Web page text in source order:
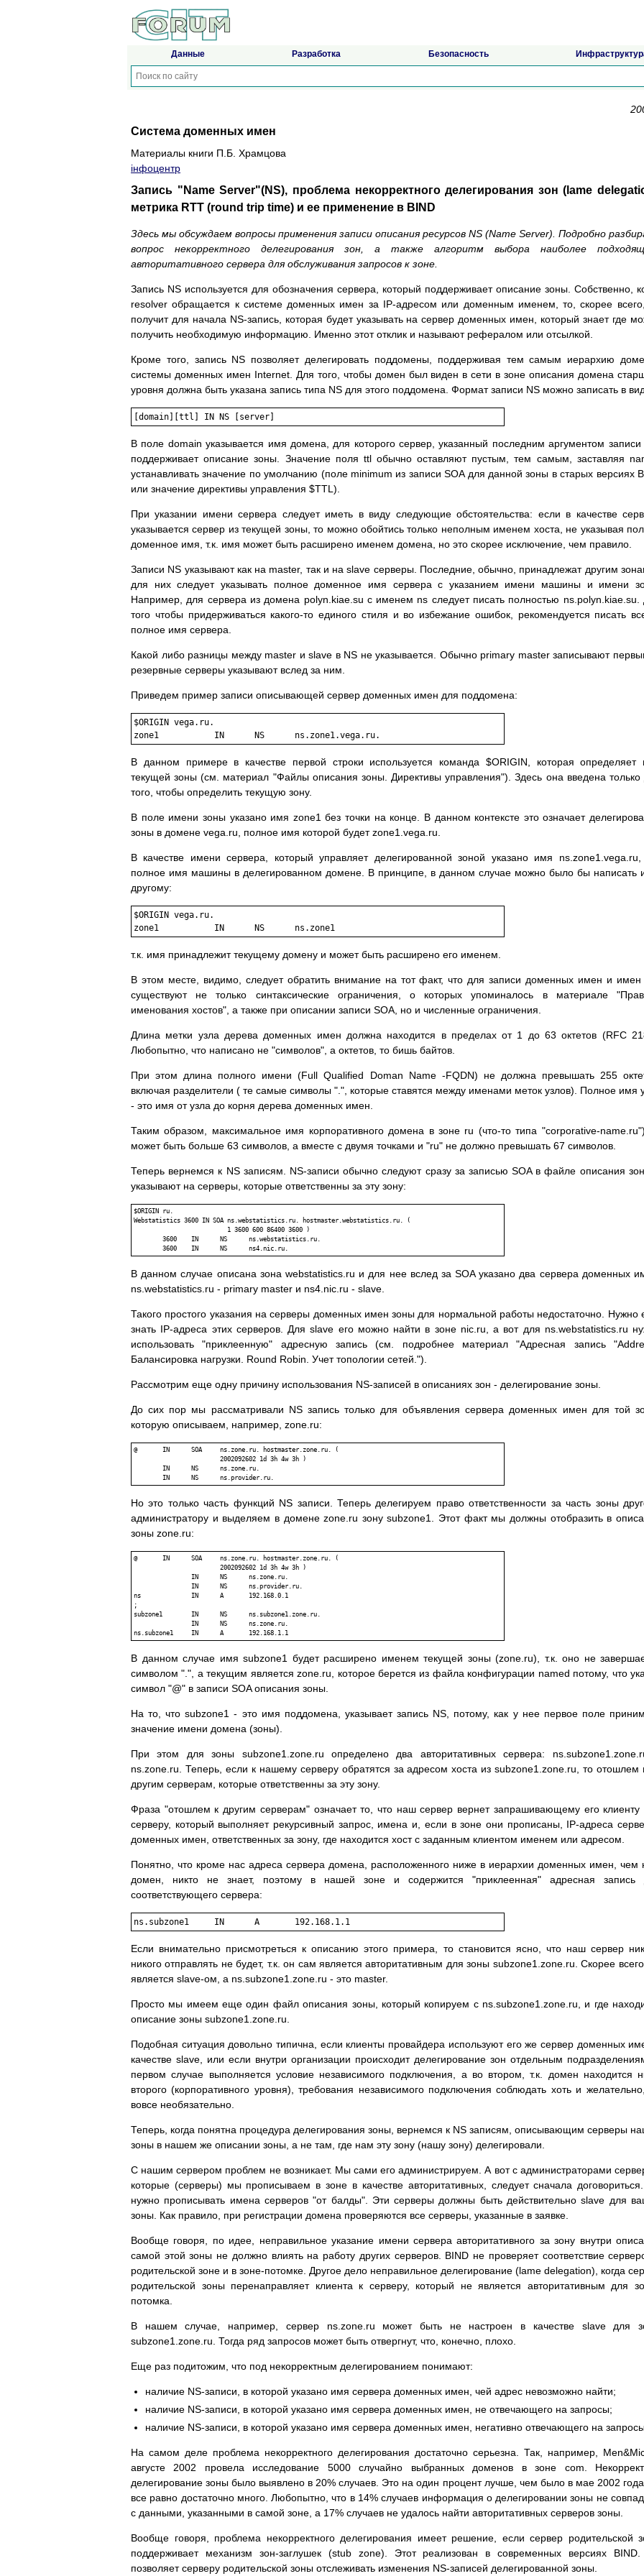
Данные Разработка Безопасность
Система доменных имен
Материалы книги П.Б. Храмцова
iнфоцентр
Запись "Name Server"(NS), проблема некорректного делегирования зон (lame
метрика RTT (round trip time) и ее применение в BIND
Здесь мы обсуждаем вопросы применения записи описания ресурсов NS (Name Server). Подробно
вопрос некорректного делегирования зон, а также алгоритм выбора наиболее
авторитативного сервера для обслуживания запросов к зоне.
Запись NS используется для обозначения сервера, который поддерживает описание зоны. Собственно,
resolver обращается к системе доменных имен за IP-адресом или доменным именем, то, скорее
получит для начала NS-запись, которая будет указывать на сервер доменных имен, который знает где
получить необходимую информацию. Именно этот отклик и называют рефералом или отсылкой.
Кроме того, запись NS позволяет делегировать поддомены, поддерживая тем самым иерархию
системы доменных имен Internet. Для того, чтобы домен был виден в сети в зоне описания домена
уровня должна быть указана запись типа NS для этого поддомена. Формат записи NS можно записать в
В поле domain указывается имя домена, для которого сервер, указанный последним аргументом записи
поддерживает описание зоны. Значение поля ttl обычно оставляют пустым, тем самым, заставляя
устанавливать значение по умолчанию (поле minimum из записи SOA для данной зоны в старых версиях
или значение директивы управления $TTL).
При указании имени сервера следует иметь в виду следующие обстоятельства: если в качестве
указывается сервер из текущей зоны, то можно обойтись только неполным именем хоста, не указывая
доменное имя, т.к. имя может быть расширено именем домена, но это скорее исключение, чем правило.
Записи NS указывают как на master, так и на slave серверы. Последние, обычно, принадлежат другим
для них следует указывать полное доменное имя сервера с указанием имени машины и имени
Например, для сервера из домена polyn.kiae.su c именем ns следует писать полностью ns.polyn.kiae.su.
того чтобы придерживаться какого-то единого стиля и во избежание ошибок, рекомендуется писать
полное имя сервера.
Какой либо разницы между master и slave в NS не указывается. Обычно primary master записывают
резервные серверы указывают вслед за ним.
Приведем пример записи описывающей сервер доменных имен для поддомена:
$ORIGIN vega.ru.
В данном примере в качестве первой строки используется команда $ORIGIN, которая определяет
текущей зоны (см. материал "Файлы описания зоны. Директивы управления"). Здесь она введена только
того, чтобы определить текущую зону.
В поле имени зоны указано имя zone1 без точки на конце. В данном контексте это означает
зоны в домене vega.ru, полное имя которой будет zone1.vega.ru.
В качестве имени сервера, который управляет делегированной зоной указано имя ns.zone1.vega.ru,
полное имя машины в делегированном домене. В принципе, в данном случае можно было бы написать
другому:
$ORIGIN vega.ru.
т.к. имя принадлежит текущему домену и может быть расширено его именем.
В этом месте, видимо, следует обратить внимание на тот факт, что для записи доменных имен и имен
существуют не только синтаксические ограничения, о которых упоминалось в материале
именования хостов", а также при описании записи SOA, но и численные ограничения.
Длина метки узла дерева доменных имен должна находится в пределах от 1 до 63 октетов (RFC
Любопытно, что написано не "символов", а октетов, то бишь байтов.
При этом длина полного имени (Full Qualified Doman Name -FQDN) не должна превышать 255
включая разделители ( те самые символы ".", которые ставятся между именами меток узлов). Полное имя
- это имя от узла до корня дерева доменных имен.
Таким образом, максимальное имя корпоративного домена в зоне ru (что-то типа "corporative-
может быть больше 63 символов, а вместе с двумя точками и "ru" не должно превышать 67 символов.
Теперь вернемся к NS записям. NS-записи обычно следуют сразу за записью SOA в файле описания
указывают на серверы, которые ответственны за эту зону:
$ORIGIN ru.
Webstatistics 3600 IN SOA ns.webstatistics.ru. hostmaster.webstatistics.ru. (
                          1 3600 600 86400 3600 )
        3600    IN      NS      ns.webstatistics.ru.
В данном случае описана зона webstatistics.ru и для нее вслед за SOA указано два сервера доменных
ns.webstatistics.ru - primary master и ns4.nic.ru - slave.
Такого простого указания на серверы доменных имен зоны для нормальной работы недостаточно. Нужно
знать IP-адреса этих серверов. Для slave его можно найти в зоне nic.ru, а вот для ns.webstatistics.ru
использовать "приклеенную" адресную запись (см. подробнее материал "Адресная запись
Балансировка нагрузки. Round Robin. Учет топологии сетей.").
Рассмотрим еще одну причину использования NS-записей в описаниях зон - делегирование зоны.
До сих пор мы рассматривали NS запись только для объявления сервера доменных имен для той
которую описываем, например, zone.ru:
@	IN	SOA	ns.zone.ru. hostmaster.zone.ru. (
Но это только часть функций NS записи. Теперь делегируем право ответственности за часть зоны
администратору и выделяем в домене zone.ru зону subzone1. Этот факт мы должны отобразить в
зоны zone.ru:
@	IN	SOA	ns.zone.ru. hostmaster.zone.ru. (
ns		IN	A	192.168.0.1
;
subzone1	IN	NS	ns.subzone1.zone.ru.
В данном случае имя subzone1 будет расширено именем текущей зоны (zone.ru), т.к. оно не
символом ".", а текущим является zone.ru, которое берется из файла конфигурации named потому, что
символ "@" в записи SOA описания зоны.
На то, что subzone1 - это имя поддомена, указывает запись NS, потому, как у нее первое поле
значение имени домена (зоны).
При этом для зоны subzone1.zone.ru определено два авторитативных сервера:
ns.zone.ru. Теперь, если к нашему серверу обратятся за адресом хоста из subzone1.zone.ru, то отошлем
другим серверам, которые ответственны за эту зону.
Фраза "отошлем к другим серверам" означает то, что наш сервер вернет запрашивающему его клиенту
серверу, который выполняет рекурсивный запрос, имена и, если в зоне они прописаны, IP-адреса
доменных имен, ответственных за зону, где находится хост с заданным клиентом именем или адресом.
Понятно, что кроме нас адреса сервера домена, расположенного ниже в иерархии доменных имен, чем
домен, никто не знает, поэтому в нашей зоне и содержится "приклеенная" адресная запись
соответствующего сервера:
Если внимательно присмотреться к описанию этого примера, то становится ясно, что наш сервер
никого отправлять не будет, т.к. он сам является авторитативным для зоны subzone1.zone.ru. Скорее
является slave-ом, а ns.subzone1.zone.ru - это master.
Просто мы имеем еще один файл описания зоны, который копируем с ns.subzone1.zone.ru, и где
описание зоны subzone1.zone.ru.
Подобная ситуация довольно типична, если клиенты провайдера используют его же сервер доменных
качестве slave, или если внутри организации происходит делегирование зон отдельным
первом случае выполняется условие независимого подключения, а во втором, т.к. домен находится
второго (корпоративного уровня), требования независимого подключения соблюдать хоть и
вовсе необязательно.
Теперь, когда понятна процедура делегирования зоны, вернемся к NS записям, описывающим серверы
зоны в нашем же описании зоны, а не там, где нам эту зону (нашу зону) делегировали.
С нашим сервером проблем не возникает. Мы сами его администрируем. А вот с администраторами
которые (серверы) мы прописываем в зоне в качестве авторитативных, следует сначала
нужно прописывать имена серверов "от балды". Эти серверы должны быть действительно slave для
зоны. Как правило, при регистрации домена проверяются все серверы, указанные в заявке.
Вообще говоря, по идее, неправильное указание имени сервера авторитативного за зону внутри
самой этой зоны не должно влиять на работу других серверов. BIND не проверяет соответствие
родительской зоне и в зоне-потомке. Другое дело неправильное делегирование (lame delegation), когда
родительской зоны перенаправляет клиента к серверу, который не является авторитативным для
потомка.
В нашем случае, например, сервер ns.zone.ru может быть не настроен в качестве slave для
subzone1.zone.ru. Тогда ряд запросов может быть отвергнут, что, конечно, плохо.
Еще раз подитожим, что под некорректным делегированием понимают:
наличие NS-записи, в которой указано имя сервера доменных имен, чей адрес невозможно найти;
наличие NS-записи, в которой указано имя сервера доменных имен, не отвечающего на запросы;
наличие NS-записи, в которой указано имя сервера доменных имен, негативно отвечающего на
На самом деле проблема некорректного делегирования достаточно серьезна. Так, например,
августе 2002 провела исследование 5000 случайно выбранных доменов в зоне com.
делегирование зоны было выявлено в 20% случаев. Это на один процент лучше, чем было в мае 2002
все равно достаточно много. Любопытно, что в 14% случаев информация о делегировании зоны не
с данными, указанными в самой зоне, а 17% случаев не удалось найти авторитативных серверов зоны.
Вообще говоря, проблема некорректного делегирования имеет решение, если сервер родительской
поддерживает механизм зон-заглушек (stub zone). Этот реализован в современных версиях
позволяет серверу родительской зоны отслеживать изменения NS-записей делегированной зоны.